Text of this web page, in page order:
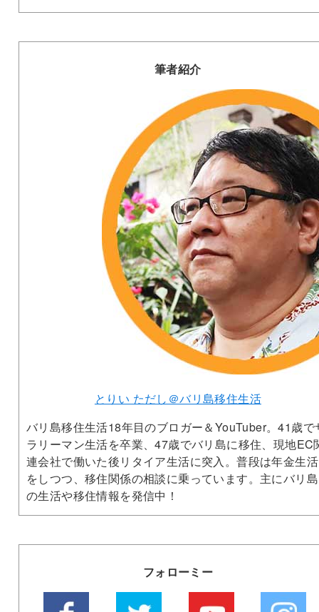
筆者紹介
とりい ただし＠バリ島移住生活
バリ島移住生活18年目のブロガー＆YouTuber。41歳で
ラリーマン生活を卒業、47歳でバリ島に移住、現地EC
連会社で働いた後リタイア生活に突入。普段は年金生活
をしつつ、移住関係の相談に乗っています。主にバリ島
の生活や移住情報を発信中！
フォローミー